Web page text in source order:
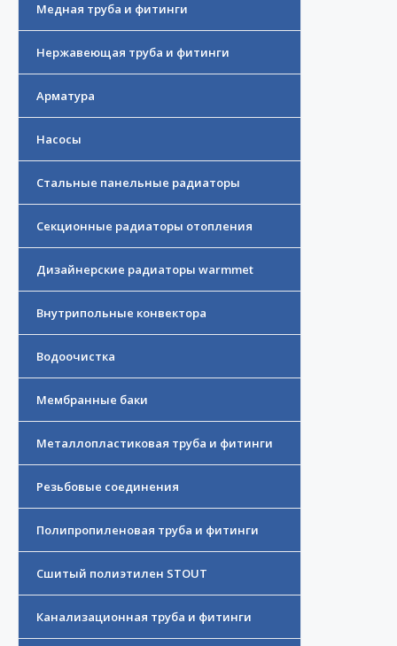
Медная труба и фитинги
Нержавеющая труба и фитинги
Арматура
Насосы
Стальные панельные радиаторы
Секционные радиаторы отопления
Дизайнерские радиаторы warmmet
Внутрипольные конвектора
Водоочистка
Мембранные баки
Металлопластиковая труба и фитинги
Резьбовые соединения
Полипропиленовая труба и фитинги
Сшитый полиэтилен STOUT
Канализационная труба и фитинги